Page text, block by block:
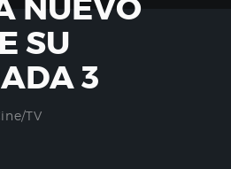
NUEVO
SU
3
TV